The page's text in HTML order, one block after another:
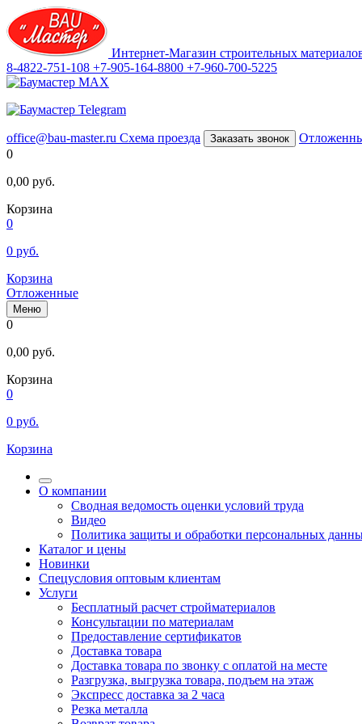
Интернет-Магазин строительных
8-4822-751-108 +7-905-164-8800 +7-960-700-5225
office@bau-master.ru Схема проезда Заказать звонок
0
0,00 руб.
Корзина
0
0 руб.
Корзина
Отложенные
Меню
0
0,00 руб.
Корзина
0
0 руб.
Корзина
О компании
Сводная ведомость оценки условий труда
Видео
Политика защиты и обработки персональных
Каталог и цены
Новинки
Спецусловия оптовым клиентам
Услуги
Бесплатный расчет стройматериалов
Консультации по материалам
Предоставление сертификатов
Доставка товара
Доставка товара по звонку с оплатой на месте
Разгрузка, выгрузка товара, подъем на этаж
Экспресс доставка за 2 часа
Резка металла